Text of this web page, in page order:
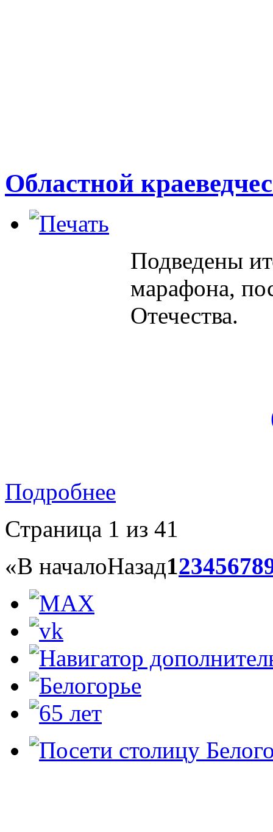
Областной
Подведены
марафона,
Отечества.
Подробнее
Страница 1 из 41
«В началоНазад12345678